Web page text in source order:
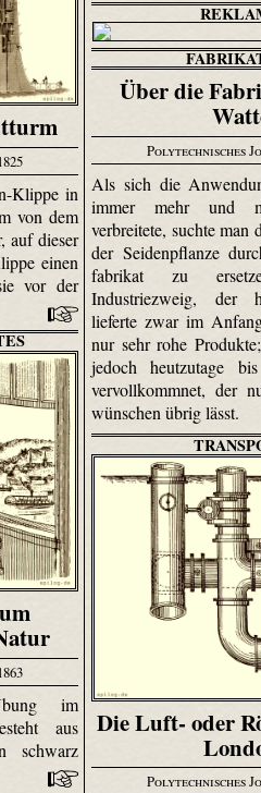
Klippe in
von dem
auf dieser
einen
vor der
Über die
Polytechnisches
Als sich die
immer mehr und
verbreitete, suchte man
der Seidenpflanze
fabrikat zu
Industriezweig, der
lieferte zwar im
nur sehr rohe
jedoch heutzutage
vervollkommnet, der
wünschen übrig lässt.
im
aus
schwarz
Die Luft- oder
Polytechnisches